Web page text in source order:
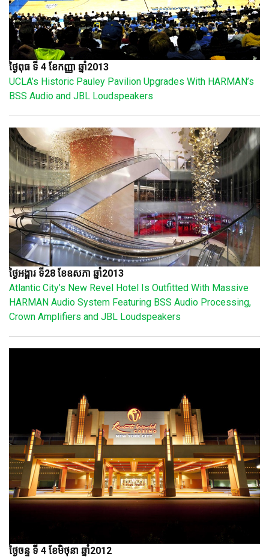
ថ្ងៃពុធ ទី 4 ខែកញ្ញា ឆ្នាំ2013
UCLA’s Historic Pauley Pavilion Upgrades With HARMAN’s
BSS Audio and JBL Loudspeakers
ថ្ងៃអង្គារ ទី28 ខែឧសភា ឆ្នាំ2013
Atlantic City’s New Revel Hotel Is Outfitted With Massive
HARMAN Audio System Featuring BSS Audio Processing,
Crown Amplifiers and JBL Loudspeakers
ថ្ងៃចន្ទ ទី 4 ខែមិថុនា ឆ្នាំ2012